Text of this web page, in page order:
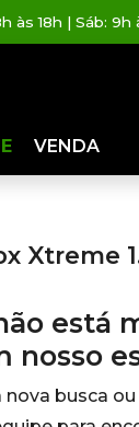
às 18h | Sáb: 9h
VENDA
Xtreme
está
nosso
busca